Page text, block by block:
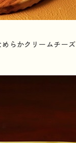
らかクリームチーズ